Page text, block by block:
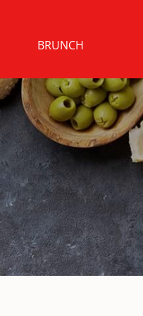
BRUNCH